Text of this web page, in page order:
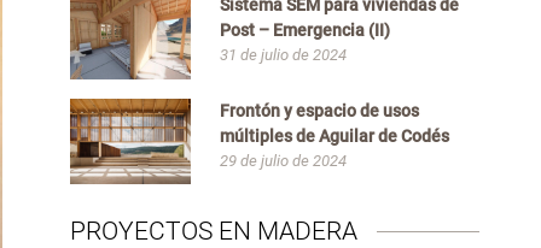
Sistema SEM para viviendas de
Post – Emergencia (II)
31 de julio de 2024
Frontón y espacio de usos
múltiples de Aguilar de Codés
29 de julio de 2024
PROYECTOS EN MADERA